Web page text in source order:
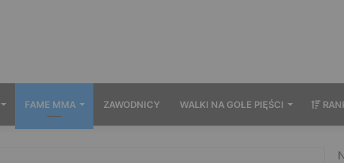
FAME MMA ZAWODNICY WALKI NA GOŁE PIĘŚCI